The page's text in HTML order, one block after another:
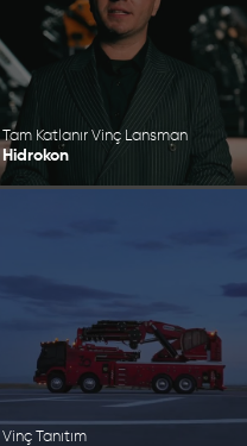
Tam Katlanır Vinç Lansman
Hidrokon
Vinç Tanıtım